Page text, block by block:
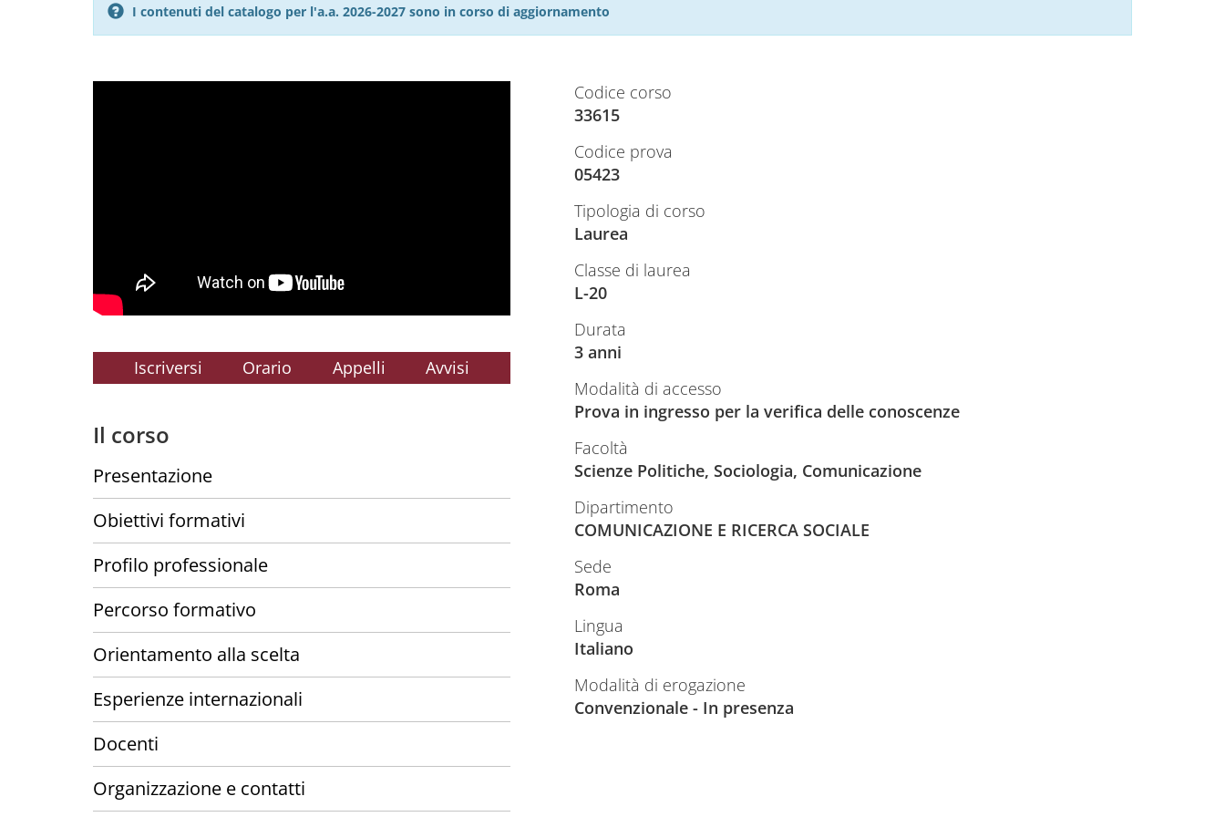
I contenuti del catalogo per l'a.a. 2026-2027 sono in corso di aggiornamento
Iscriversi Orario Appelli Avvisi
Il corso
Presentazione
Obiettivi formativi
Profilo professionale
Percorso formativo
Orientamento alla scelta
Esperienze internazionali
Docenti
Organizzazione e contatti
Codice corso
33615
Codice prova
05423
Tipologia di corso
Laurea
Classe di laurea
L-20
Durata
3 anni
Modalità di accesso
Prova in ingresso per la verifica delle conoscenze
Facoltà
Scienze Politiche, Sociologia, Comunicazione
Dipartimento
COMUNICAZIONE E RICERCA SOCIALE
Sede
Roma
Lingua
Italiano
Modalità di erogazione
Convenzionale - In presenza